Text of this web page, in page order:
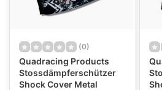
(0)
Quadracing Products
Stossdämpferschützer
Shock Cover Metal